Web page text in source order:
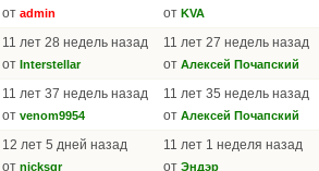
от admin
от KVA
11 лет 28 недель назад
от Interstellar
11 лет 27 недель назад
от Алексей Почапский
11 лет 37 недель назад
от venom9954
11 лет 35 недель назад
от Алексей Почапский
12 лет 5 дней назад
от nicksqr
11 лет 1 неделя назад
от Эндэр